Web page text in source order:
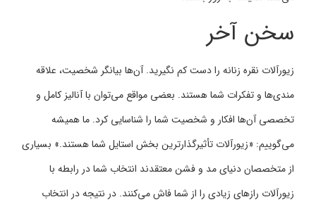
سخن آخر
زیورآلات نقره زنانه را دست کم نگیرید. آن‌ها بیانگر شخصیت، علاقه
مندی‌ها و تفکرات شما هستند. بعضی مواقع می‌توان با آنالیز کامل و
تخصصی آن‌ها افکار و شخصیت شما را شناسایی کرد. ما همیشه
می‌گوییم: «زیورآلات تأثیرگذارترین بخش استایل شما هستند.» بسیاری
از متخصصان دنیای مد و فشن معتقدند انتخاب شما در رابطه با
زیورآلات رازهای زیادی را از شما فاش می‌کنند. در نتیجه در انتخاب